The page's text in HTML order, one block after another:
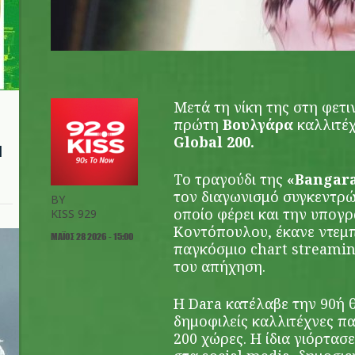
BY
KISS 929
ΜΆΙΟΣ 28 2026 - 15:00
Μετά τη νίκη της στη
πρώτη Βουλγάρα
Global 200.
Το τραγούδι της
τον διαγωνισμό
οποίο φέρει και την
Κοντόπουλου, έκανε
παγκόσμιο chart
του απήχηση.
Η Dara κατέλαβε την 90ή
δημοφιλείς καλλιτέχνες
200 χώρες. Η ίδια